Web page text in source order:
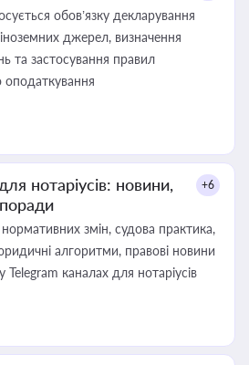
обов’язку декларування
джерел, визначення
та застосування правил
оподаткування
нотаріусів: новини,
+6
змін, судова практика,
алгоритми, правові новини
каналах для нотаріусів